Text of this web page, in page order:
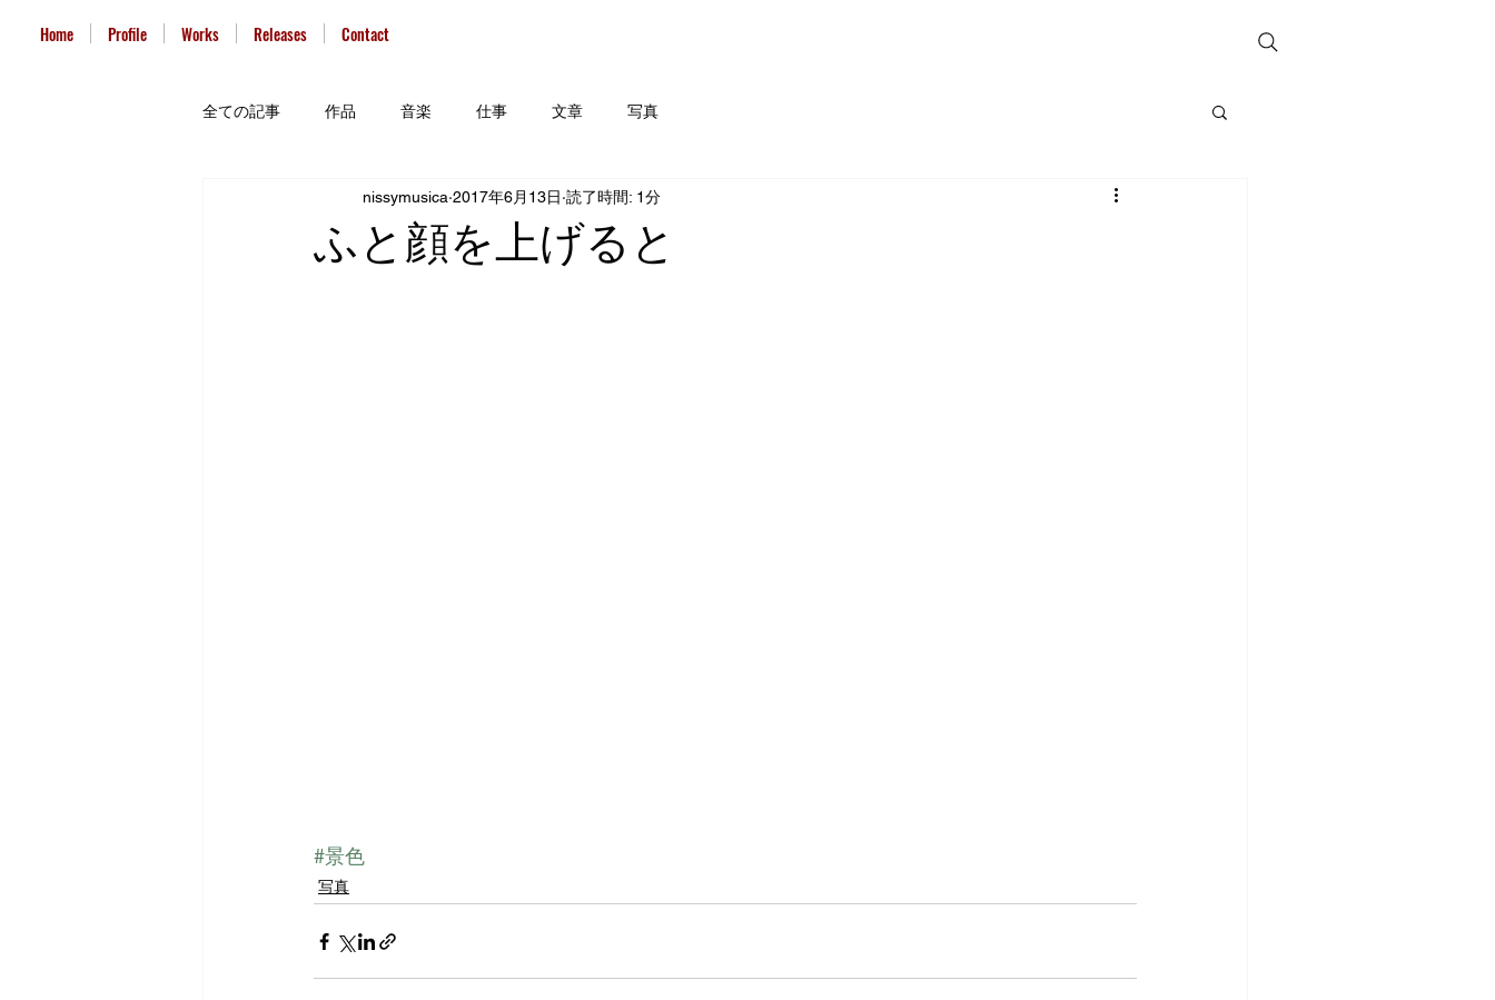
Home Profile Works Releases Contact
全ての記事 作品 音楽 仕事 文章 写真
ふと顔を上げると
nissymusica 2017年6月13日 読了時間: 1分
#景色
写真